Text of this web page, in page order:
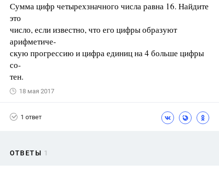
Сумма цифр четырехзначного числа равна 16. Найдите
это
число, если известно, что его цифры образуют
арифметиче-
скую прогрессию и цифра единиц на 4 больше цифры
со-
тен.
18 мая 2017
1 ответ
ОТВЕТЫ 1